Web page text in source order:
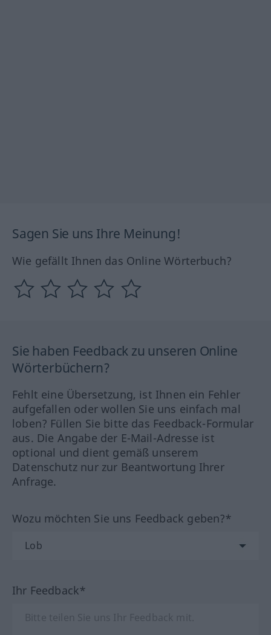
Sagen Sie uns Ihre Meinung!
Wie gefällt Ihnen das Online Wörterbuch?
Sie haben Feedback zu unseren Online
Wörterbüchern?
Fehlt eine Übersetzung, ist Ihnen ein Fehler
aufgefallen oder wollen Sie uns einfach mal
loben? Füllen Sie bitte das Feedback-Formular
aus. Die Angabe der E-Mail-Adresse ist
optional und dient gemäß unserem
Datenschutz nur zur Beantwortung Ihrer
Anfrage.
Wozu möchten Sie uns Feedback geben?*
Ihr Feedback*